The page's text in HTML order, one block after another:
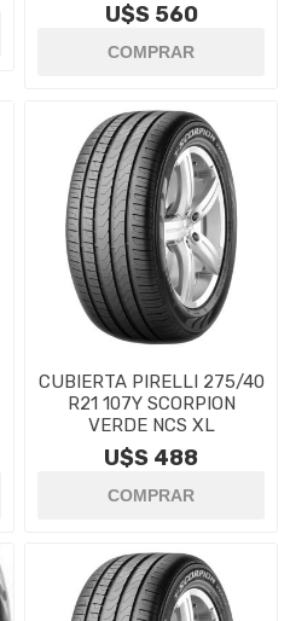
U$S 560
CUBIERTA PIRELLI 275/40
R21 107Y SCORPION
VERDE NCS XL
U$S 488